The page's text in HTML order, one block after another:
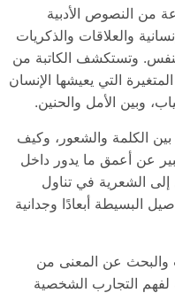
من النصوص الأدبية
والعلاقات والذكريات
وتستكشف الكاتبة من
التي يعيشها الإنسان
وبين الأمل والحنين.
الكلمة والشعور، وكيف
عن أعمق ما يدور داخل
إلى الشعرية في تناول
البسيطة أبعادًا وجدانية
والبحث عن المعنى من
لفهم التجارب الشخصية